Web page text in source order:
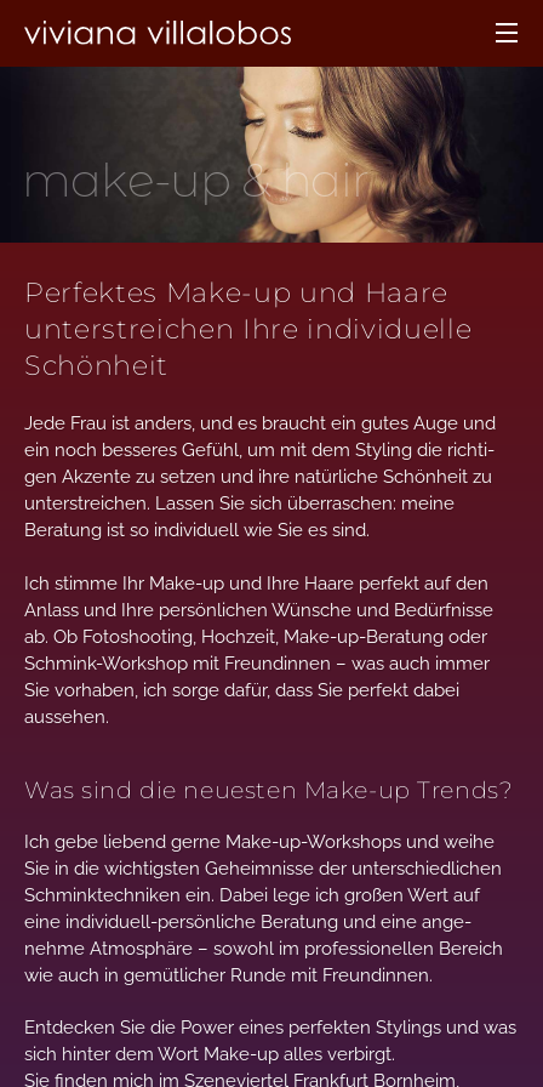
make-up & hair
Perfektes Make-up und Haare
unterstreichen Ihre individuelle
Schönheit
Jede Frau ist anders, und es braucht ein gutes Auge und
ein noch bes­se­res Gefühl, um mit dem Sty­ling die rich­ti­
gen Akzente zu setzen und ihre natür­liche Schön­heit zu
unter­streichen. Lassen Sie sich über­raschen: meine
Beratung ist so indi­vi­duell wie Sie es sind.
Ich stimme Ihr Make-up und Ihre Haare per­fekt auf den
Anlass und Ihre per­sön­lichen Wün­sche und Bedürf­nis­se
ab. Ob Foto­shoo­ting, Hoch­zeit, Make-up-Bera­tung oder
Schmink-Work­shop mit Freun­din­nen – was auch immer
Sie vor­haben, ich sorge dafür, dass Sie per­fekt dabei
aussehen.
Was sind die neuesten Make-up Trends?
Ich gebe liebend gerne Make-up-Work­shops und weihe
Sie in die wich­tig­sten Geheim­nisse der unter­schied­lichen
Schmink­techniken ein. Dabei lege ich großen Wert auf
eine indi­vi­duell-per­sön­liche Bera­tung und eine ange­
nehme Atmo­sphäre – sowohl im pro­fes­sio­nellen Bereich
wie auch in gemüt­li­cher Runde mit Freundinnen.
Entdecken Sie die Power eines per­fek­ten Sty­lings und was
sich hinter dem Wort Make-up alles verbirgt.
Sie finden mich im Szene­vier­tel Frank­furt Born­heim,